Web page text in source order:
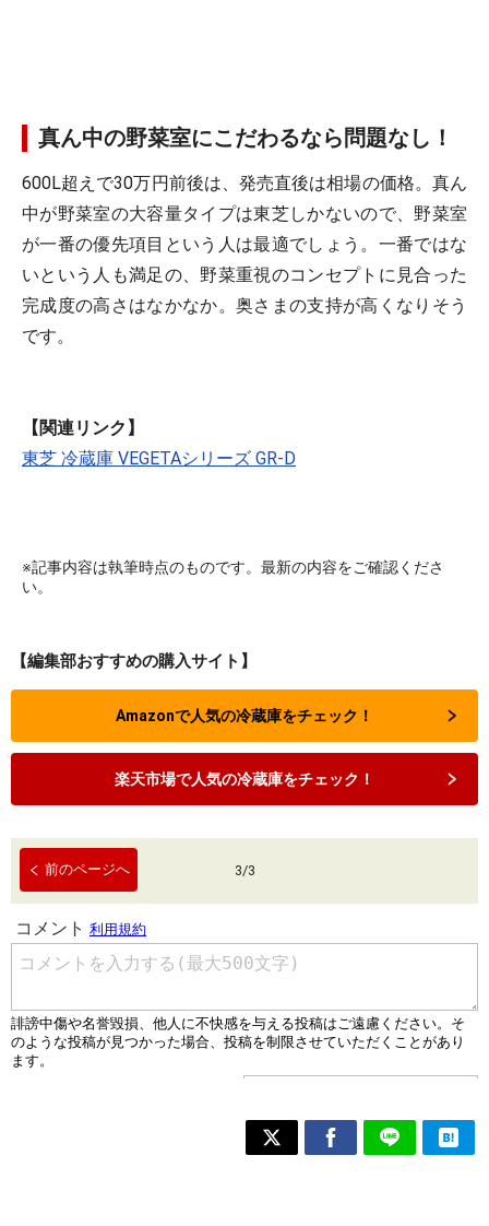
真ん中の野菜室にこだわるなら問題なし！
600L超えで30万円前後は、発売直後は相場の価格。真ん
中が野菜室の大容量タイプは東芝しかないので、野菜室
が一番の優先項目という人は最適でしょう。一番ではな
いという人も満足の、野菜重視のコンセプトに見合った
完成度の高さはなかなか。奥さまの支持が高くなりそう
です。
【関連リンク】
東芝 冷蔵庫 VEGETAシリーズ GR-D
※記事内容は執筆時点のものです。最新の内容をご確認くださ
い。
【編集部おすすめの購入サイト】
Amazonで人気の冷蔵庫をチェック！
楽天市場で人気の冷蔵庫をチェック！
前のページへ 3/3